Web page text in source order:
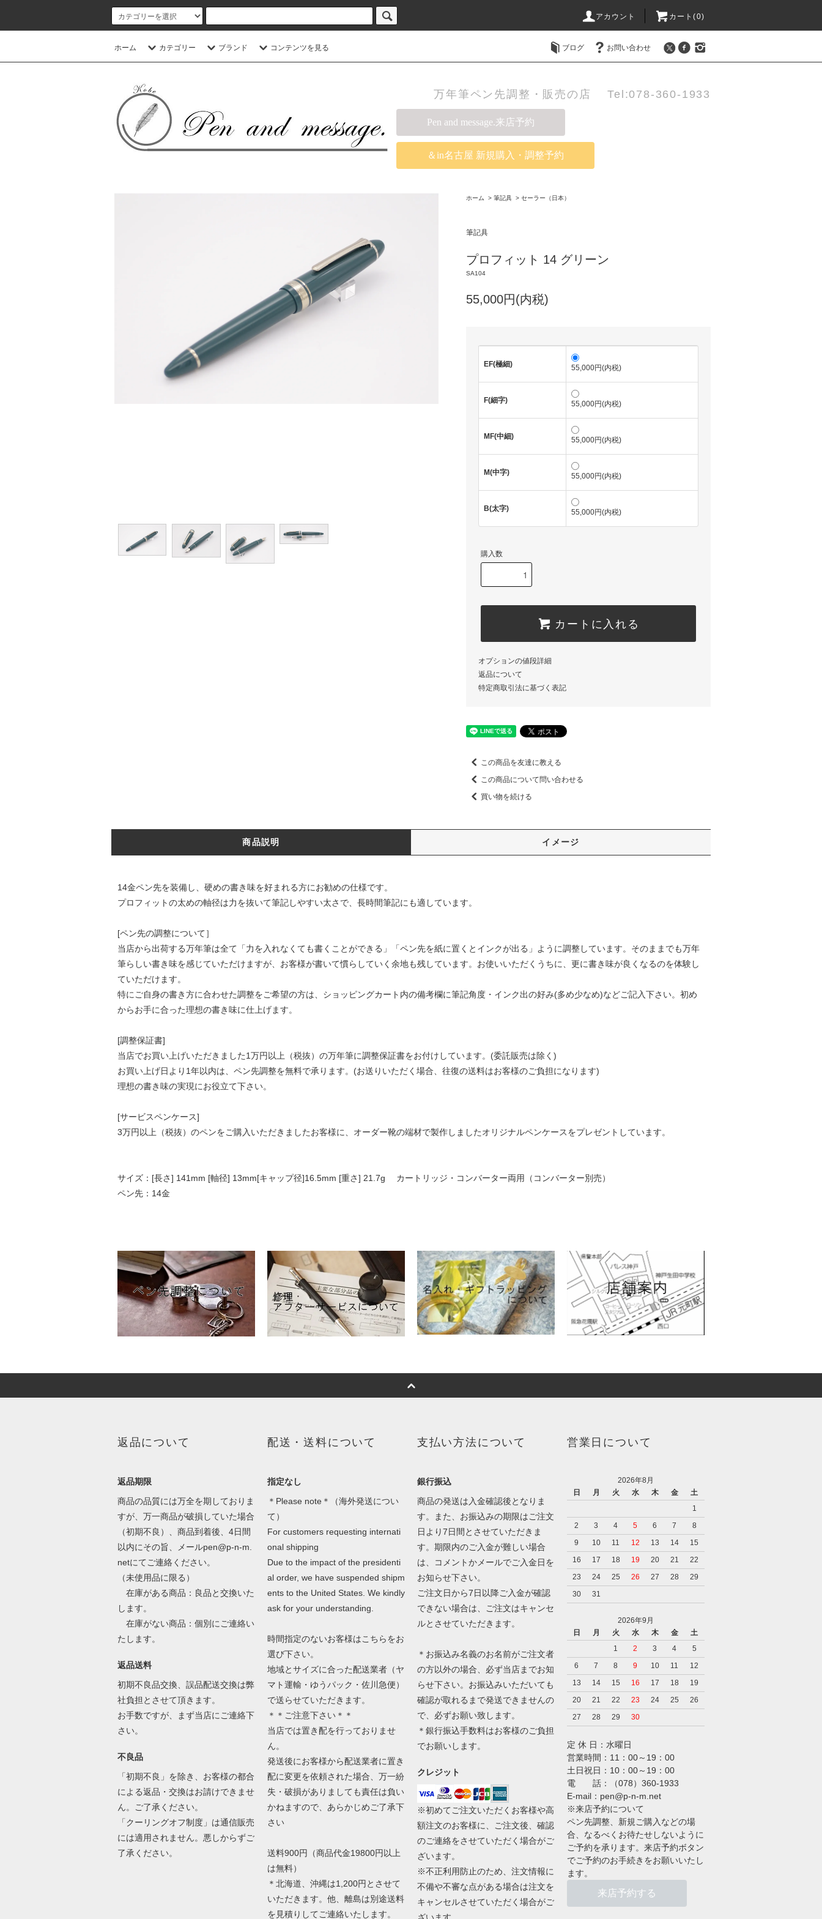
アカウント カート(0)
ホーム カテゴリー ブランド コンテンツを見る ブログ お問い合わせ
万年筆ペン先調整・販売の店 Tel:078-360-1933
Pen and message.来店予約
＆in名古屋 新規購入・調整予約
ホーム > 筆記具 > セーラー（日本）
筆記具
プロフィット 14 グリーン
SA104
55,000円(内税)
EF(極細) 55,000円(内税)
F(細字) 55,000円(内税)
MF(中細) 55,000円(内税)
M(中字) 55,000円(内税)
B(太字) 55,000円(内税)
購入数
カートに入れる
オプションの値段詳細
返品について
特定商取引法に基づく表記
この商品を友達に教える
この商品について問い合わせる
買い物を続ける
商品説明 イメージ
14金ペン先を装備し、硬めの書き味を好まれる方にお勧めの仕様です。
プロフィットの太めの軸径は力を抜いて筆記しやすい太さで、長時間筆記にも適しています。
[ペン先の調整について］
当店から出荷する万年筆は全て「力を入れなくても書くことができる」「ペン先を紙に置くとインクが出る」ように調整しています。そのままでも万年
筆らしい書き味を感じていただけますが、お客様が書いて慣らしていく余地も残しています。お使いいただくうちに、更に書き味が良くなるのを体験し
ていただけます。
特にご自身の書き方に合わせた調整をご希望の方は、ショッピングカート内の備考欄に筆記角度・インク出の好み(多め少なめ)などご記入下さい。初め
からお手に合った理想の書き味に仕上げます。
[調整保証書]
当店でお買い上げいただきました1万円以上（税抜）の万年筆に調整保証書をお付けしています。(委託販売は除く)
お買い上げ日より1年以内は、ペン先調整を無料で承ります。(お送りいただく場合、往復の送料はお客様のご負担になります)
理想の書き味の実現にお役立て下さい。
[サービスペンケース]
3万円以上（税抜）のペンをご購入いただきましたお客様に、オーダー靴の端材で製作しましたオリジナルペンケースをプレゼントしています。
サイズ：[長さ] 141mm [軸径] 13mm[キャップ径]16.5mm [重さ] 21.7g カートリッジ・コンバーター両用（コンバーター別売）
ペン先：14金
返品について
返品期限
商品の品質には万全を期しておりま
すが、万一商品が破損していた場合
（初期不良）、商品到着後、4日間
以内にその旨、メールpen@p-n-m.
netにてご連絡ください。
（未使用品に限る）
在庫がある商品：良品と交換いた
します。
在庫がない商品：個別にご連絡い
たします。
返品送料
初期不良品交換、誤品配送交換は弊
社負担とさせて頂きます。
お手数ですが、まず当店にご連絡下
さい。
不良品
「初期不良」を除き、お客様の都合
による返品・交換はお請けできませ
ん。ご了承ください。
「クーリングオフ制度」は通信販売
には適用されません。悪しからずご
了承ください。
配送・送料について
指定なし
＊Please note＊（海外発送につい
て）
For customers requesting internati
onal shipping
Due to the impact of the presidenti
al order, we have suspended shipm
ents to the United States. We kindly
ask for your understanding.
時間指定のないお客様はこちらをお
選び下さい。
地域とサイズに合った配送業者（ヤ
マト運輸・ゆうパック・佐川急便）
で送らせていただきます。
＊＊ご注意下さい＊＊
当店では置き配を行っておりませ
ん。
発送後にお客様から配送業者に置き
配に変更を依頼された場合、万一紛
失・破損がありましても責任は負い
かねますので、あらかじめご了承下
さい
送料900円（商品代金19800円以上
は無料）
＊北海道、沖縄は1,200円とさせて
いただきます。他、離島は別途送料
を見積りしてご連絡いたします。
支払い方法について
銀行振込
商品の発送は入金確認後となりま
す。また、お振込みの期限はご注文
日より7日間とさせていただきま
す。期限内のご入金が難しい場合
は、コメントかメールでご入金日を
お知らせ下さい。
ご注文日から7日以降ご入金が確認
できない場合は、ご注文はキャンセ
ルとさせていただきます。
＊お振込み名義のお名前がご注文者
の方以外の場合、必ず当店までお知
らせ下さい。お振込みいただいても
確認が取れるまで発送できませんの
で、必ずお願い致します。
＊銀行振込手数料はお客様のご負担
でお願いします。
クレジット
※初めてご注文いただくお客様や高
額注文のお客様に、ご注文後、確認
のご連絡をさせていただく場合がご
ざいます。
※不正利用防止のため、注文情報に
不備や不審な点がある場合は注文を
キャンセルさせていただく場合がご
営業日について
2026年8月
日
月 火 水 木 金
土
1
2
3 4 5 6 7
8
9
10 11 12 13 14
15
16
17 18 19 20 21
22
23
24 25 26 27 28
29
30
31
2026年9月
日
月 火 水 木 金
土
1
2 3 4
5
6
7 8 9 10 11
12
13
14 15 16 17 18
19
20
21 22 23 24 25
26
27
28 29 30
定 休 日：水曜日
営業時間：11：00～19：00
土日祝日：10：00～19：00
電 話：（078）360-1933
E-mail：pen@p-n-m.net
※来店予約について
ペン先調整、新規ご購入などの場
合、なるべくお待たせしないように
ご予約を承ります。来店予約ボタン
でご予約のお手続きをお願いいたし
ます。
来店予約する